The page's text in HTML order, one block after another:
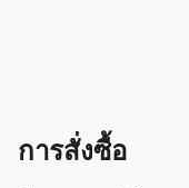
การสั่งซื้อ